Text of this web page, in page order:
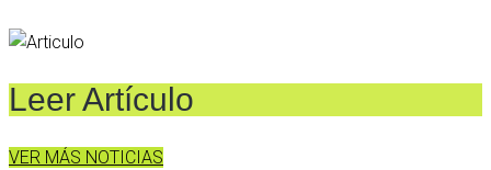
Leer Artículo
VER MÁS NOTICIAS